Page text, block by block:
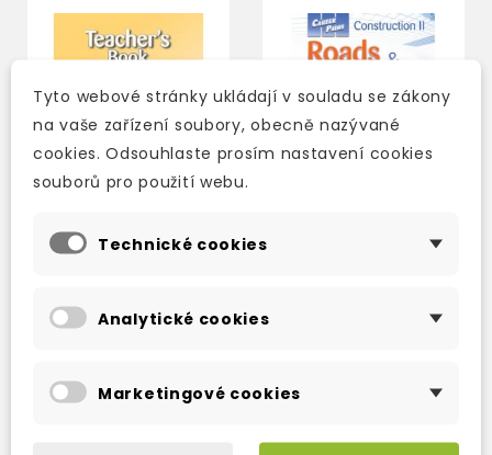
CONSTRUCTION 2 -
ROADS & HIGHWAYS -
CROSS-PLATFORM...
675 Kč -15% 574 Kč
ROADS & HIGHWAYS -
550 Kč
Tyto webové stránky ukládají v souladu se zákony
na vaše zařízení soubory, obecně nazývané
cookies. Odsouhlaste prosím nastavení cookies
souborů pro použití webu.
Technické cookies
Analytické cookies
Marketingové cookies